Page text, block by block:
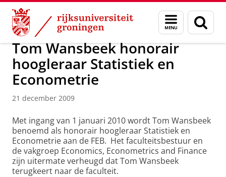
Skip
Content
Skip
Navigation
Menu
en
zoeken
Over ons Actueel Nieuws Nieuwsberichten
Tom Wansbeek honorair
hoogleraar Statistiek en
Econometrie
21 december 2009
Met ingang van 1 januari 2010 wordt Tom Wansbeek
benoemd als honorair hoogleraar Statistiek en
Econometrie aan de FEB. Het faculteitsbestuur en
de vakgroep Economics, Econometrics and Finance
zijn uitermate verheugd dat Tom Wansbeek
terugkeert naar de faculteit.